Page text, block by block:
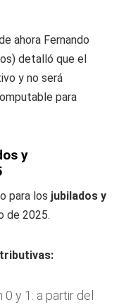
ahora Fernando
detalló que el
y no será
para
y
para los jubilados y
de 2025.
y 1: a partir del